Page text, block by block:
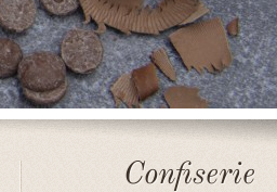
Confiserie